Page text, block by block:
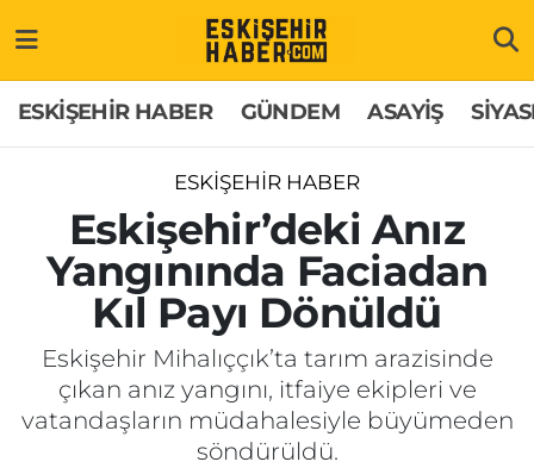
ESKİŞEHİR HABER GÜNDEM ASAYİŞ
ESKİŞEHİR HABER
Eskişehir’deki Anız
Yangınında Faciadan
Kıl Payı Dönüldü
Eskişehir Mihalıççık’ta tarım arazisinde
çıkan anız yangını, itfaiye ekipleri ve
vatandaşların müdahalesiyle büyümeden
söndürüldü.
GÜNDEM
ASAYİŞ
SİYASET
EKONOMİ
SAĞLIK
Hakkımızda
İletişim
Künye
Odunpazarı Trafik Yoğunluk Haritası
Süper Lig Puan Durumu ve Fikstür
Tüm Manşetler
Son Dakika Haberleri
Haber Arşivi